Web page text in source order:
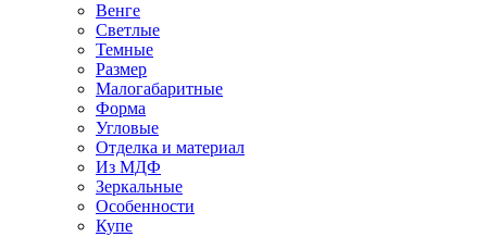
Венге
Светлые
Темные
Размер
Малогабаритные
Форма
Угловые
Отделка и материал
Из МДФ
Зеркальные
Особенности
Купе